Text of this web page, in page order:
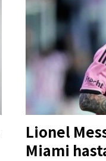
Lionel
Miami